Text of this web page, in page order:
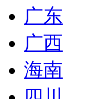
广东
广西
海南